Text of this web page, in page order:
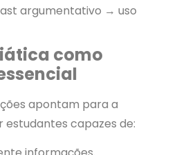
argumentativo → uso
como
apontam para a
capazes de: